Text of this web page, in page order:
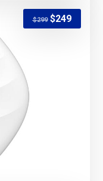
$299 $249